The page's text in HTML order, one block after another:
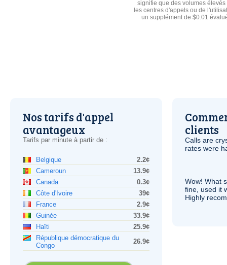
signifie que des volumes
les centres d'appels ou de
un supplément de $0.01
Nos tarifs d'appel
avantageux
Tarifs par minute à partir de :
Belgique
2.2¢
Cameroun
13.9¢
Canada
0.3¢
Côte d'Ivoire
39¢
France
2.9¢
Guinée
33.9¢
Haïti
25.9¢
République démocratique du
Congo
26.9¢
clients
Calls are
rates were
Wow! What
fine, used it
Highly